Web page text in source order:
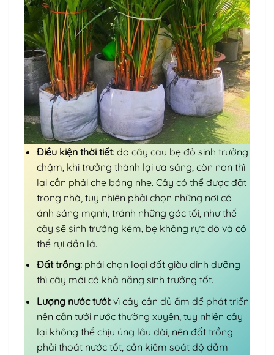
Điều kiện thời tiết: do cây cau bẹ đỏ sinh trưởng
chậm, khi trưởng thành lại ưa sáng, còn non thì
lại cần phải che bóng nhẹ. Cây có thể được đặt
trong nhà, tuy nhiên phải chọn những nơi có
ánh sáng mạnh, tránh những góc tối, như thế
cây sẽ sinh trưởng kém, bẹ không rực đỏ và có
thể rụi dần lá.
Đất trồng: phải chọn loại đất giàu dinh dưỡng
thì cây mới có khả năng sinh trưởng tốt.
Lượng nước tưới: vì cây cần đủ ẩm để phát triển
nên cần tưới nước thường xuyên, tuy nhiên cây
lại không thể chịu úng lâu dài, nên đất trồng
phải thoát nước tốt, cần kiểm soát độ đẫm